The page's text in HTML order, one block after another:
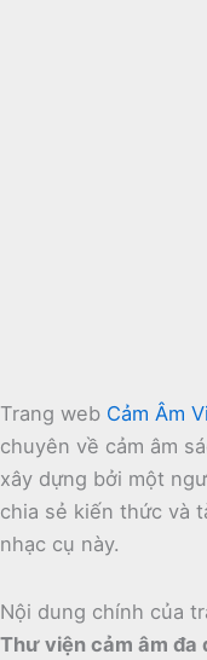
Trang web Cảm Âm
chuyên về cảm âm
xây dựng bởi một
chia sẻ kiến thức và
nhạc cụ này.
Nội dung chính của
Thư viện cảm âm đa